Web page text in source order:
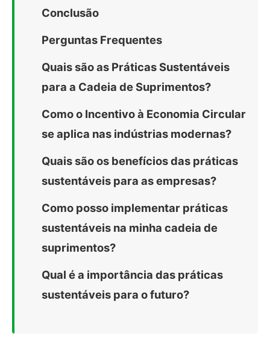
Conclusão
Perguntas Frequentes
Quais são as Práticas Sustentáveis
para a Cadeia de Suprimentos?
Como o Incentivo à Economia Circular
se aplica nas indústrias modernas?
Quais são os benefícios das práticas
sustentáveis para as empresas?
Como posso implementar práticas
sustentáveis na minha cadeia de
suprimentos?
Qual é a importância das práticas
sustentáveis para o futuro?